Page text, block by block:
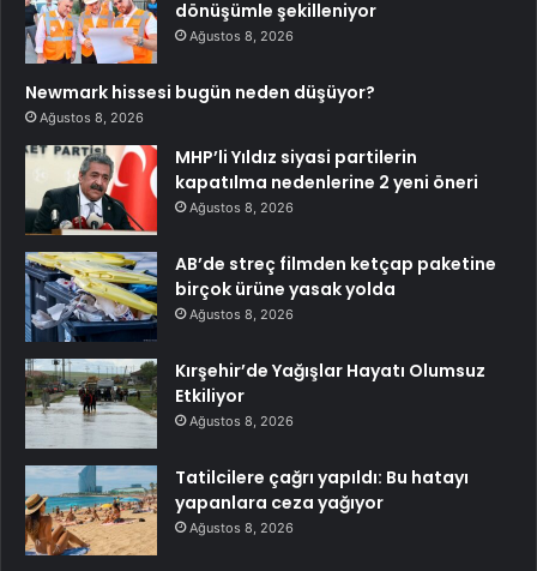
dönüşümle şekilleniyor
Ağustos 8, 2026
Newmark hissesi bugün neden düşüyor?
Ağustos 8, 2026
MHP’li Yıldız siyasi partilerin
kapatılma nedenlerine 2 yeni öneri
Ağustos 8, 2026
AB’de streç filmden ketçap paketine
birçok ürüne yasak yolda
Ağustos 8, 2026
Kırşehir’de Yağışlar Hayatı Olumsuz
Etkiliyor
Ağustos 8, 2026
Tatilcilere çağrı yapıldı: Bu hatayı
yapanlara ceza yağıyor
Ağustos 8, 2026